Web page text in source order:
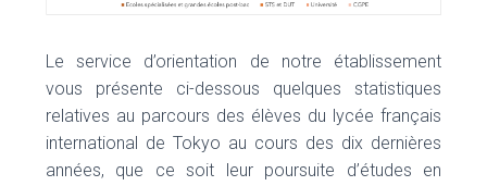
Le service d’orientation de notre établissement
vous présente ci-dessous quelques statistiques
relatives au parcours des élèves du lycée français
international de Tokyo au cours des dix dernières
années, que ce soit leur poursuite d’études en